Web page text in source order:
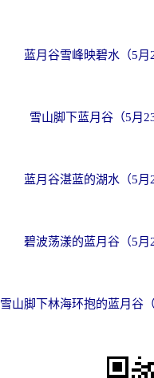
蓝月谷雪峰映碧水（5月
雪山脚下蓝月谷（5月
蓝月谷湛蓝的湖水（5月
碧波荡漾的蓝月谷（5月
雪山脚下林海环抱的蓝月谷